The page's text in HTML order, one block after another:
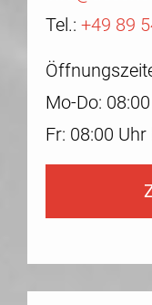
Tel.: +49 89
Mo-Do:
Fr: 08:00